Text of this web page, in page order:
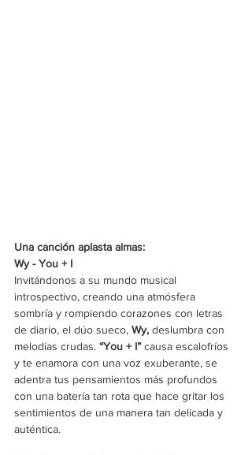
Una canción aplasta almas:
Wy - You + I
Invitándonos a su mundo musical
introspectivo, creando una atmósfera
sombría y rompiendo corazones con letras
de diario, el dúo sueco, Wy, deslumbra con
melodías crudas. “You + I” causa escalofríos
y te enamora con una voz exuberante, se
adentra tus pensamientos más profundos
con una batería tan rota que hace gritar los
sentimientos de una manera tan delicada y
auténtica.